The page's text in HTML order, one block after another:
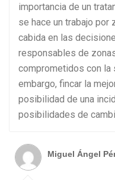
importancia de un
se hace un trabajo
cabida en las
responsables de
comprometidos con la
embargo, fincar la
posibilidad de una
posibilidades de
Miguel Ángel